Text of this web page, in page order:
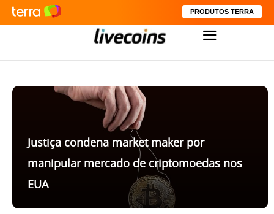
PRODUTOS TERRA
Justiça condena market maker por
manipular mercado de criptomoedas nos
EUA